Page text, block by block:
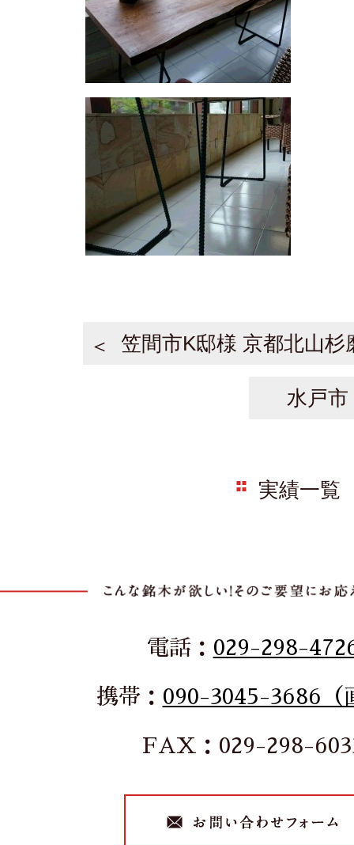
笠間市K邸様 京都北山杉
水戸
実績一覧
電話： 029-298-
携帯： 090-3045-3686（
FAX：029-298-